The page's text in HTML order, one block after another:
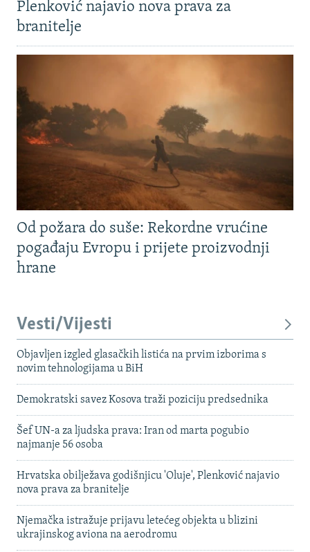
Plenković najavio nova prava za
branitelje
Od požara do suše: Rekordne vrućine
pogađaju Evropu i prijete proizvodnji
hrane
Vesti/Vijesti
Objavljen izgled glasačkih listića na prvim izborima s
novim tehnologijama u BiH
Demokratski savez Kosova traži poziciju predsednika
Šef UN-a za ljudska prava: Iran od marta pogubio
najmanje 56 osoba
Hrvatska obilježava godišnjicu 'Oluje', Plenković najavio
nova prava za branitelje
Njemačka istražuje prijavu letećeg objekta u blizini
ukrajinskog aviona na aerodromu